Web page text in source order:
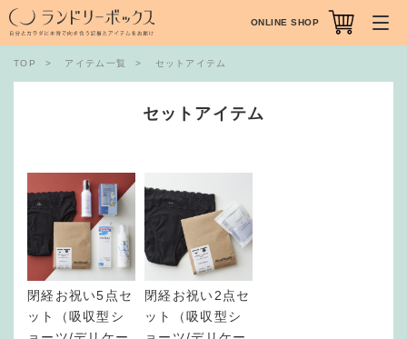
TOP アイテム一覧 セットアイテム
セットアイテム
閉経お祝い5点セ
ット（吸収型シ
閉経お祝い2点セ
ット（吸収型シ
ONLINE SHOP